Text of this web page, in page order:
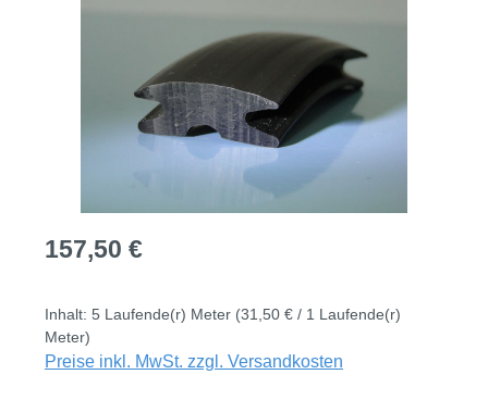
Regulärer Preis:
157,50 €
Inhalt: 5 Laufende(r) Meter (31,50 € / 1 Laufende(r)
Meter)
Preise inkl. MwSt. zzgl. Versandkosten